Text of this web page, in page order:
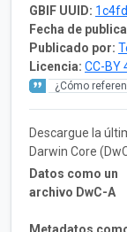
GBIF UUID:
Fecha de
Publicado por:
Licencia: CC-BY
¿Cómo
Descargue la
Darwin Core
Datos como un
archivo DwC-A
Metadatos